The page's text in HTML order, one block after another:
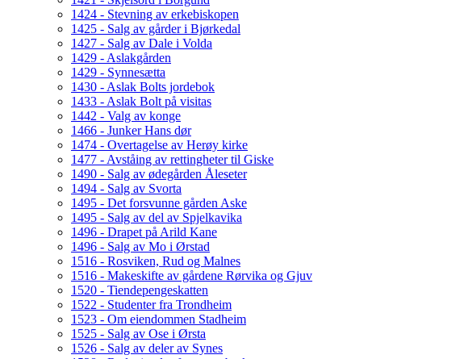
1424 - Stevning av erkebiskopen
1425 - Salg av gårder i Bjørkedal
1427 - Salg av Dale i Volda
1429 - Aslakgården
1429 - Synnesætta
1430 - Aslak Bolts jordebok
1433 - Aslak Bolt på visitas
1442 - Valg av konge
1466 - Junker Hans dør
1474 - Overtagelse av Herøy kirke
1477 - Avståing av rettingheter til Giske
1490 - Salg av ødegården Åleseter
1494 - Salg av Svorta
1495 - Det forsvunne gården Aske
1495 - Salg av del av Spjelkavika
1496 - Drapet på Arild Kane
1496 - Salg av Mo i Ørstad
1516 - Rosviken, Rud og Malnes
1516 - Makeskifte av gårdene Rørvika og Gjuv
1520 - Tiendepengeskatten
1522 - Studenter fra Trondheim
1523 - Om eiendommen Stadheim
1525 - Salg av Ose i Ørsta
1526 - Salg av deler av Synes